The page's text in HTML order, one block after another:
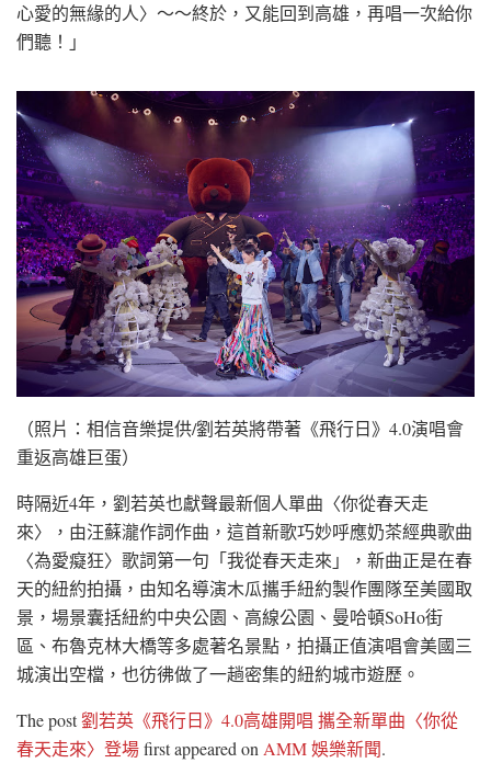
心愛的無緣的人〉～～終於，又能回到高雄，再唱一次給你
們聽！」
（照片：相信音樂提供/劉若英將帶著《飛行日》4.0演唱會
重返高雄巨蛋）
時隔近4年，劉若英也獻聲最新個人單曲〈你從春天走
來〉，由汪蘇瀧作詞作曲，這首新歌巧妙呼應奶茶經典歌曲
〈為愛癡狂〉歌詞第一句「我從春天走來」，新曲正是在春
天的紐約拍攝，由知名導演木瓜攜手紐約製作團隊至美國取
景，場景囊括紐約中央公園、高線公園、曼哈頓SoHo街
區、布魯克林大橋等多處著名景點，拍攝正值演唱會美國三
城演出空檔，也彷彿做了一趟密集的紐約城市遊歷。
The post劉若英《飛行日》4.0高雄開唱 攜全新單曲〈你從
春天走來〉登場first appeared on AMM 娛樂新聞.